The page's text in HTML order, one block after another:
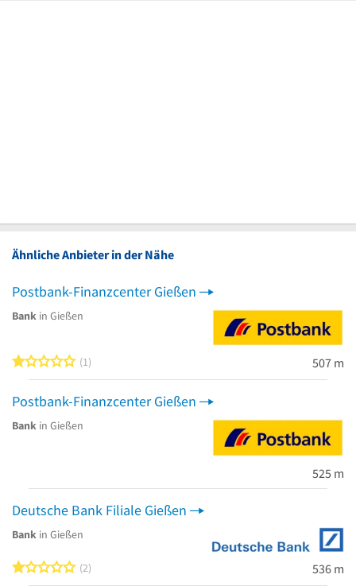
Ähnliche Anbieter in der Nähe
Postbank-Finanzcenter Gießen
Bank in Gießen
1 von 5 Sternen
1 507 m
Postbank-Finanzcenter Gießen
Bank in Gießen
525 m
Deutsche Bank Filiale Gießen
Bank in Gießen
1 von 5 Sternen
2 536 m